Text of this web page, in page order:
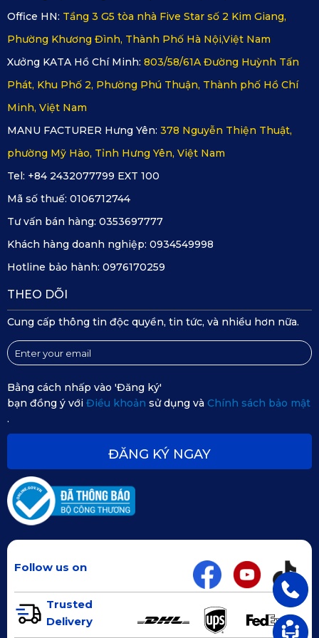
Thảm lót sàn Kia Seltos KATA sử dụng họa tiết
Dotmatrix vân mini Pro dạng vân lục lăng, giúp tăng
ma sát khi đặt chân, giữ lại bụi bẩn/cát nhỏ trên bề
Bảng màu đa dạng
Ngoài ra, KATA còn cung cấp bảng màu đa dạng như
Office HN: Tầng 3 G5 tòa nhà Five Star số 2 Kim Giang,
Phường Khương Đình, Thành Phố Hà Nội,Việt Nam
Xưởng KATA Hồ Chí Minh: 803/58/61A Đường Huỳnh Tấn
Phát, Khu Phố 2, Phường Phú Thuận, Thành phố Hồ Chí
Minh, Việt Nam
MANU FACTURER Hưng Yên: 378 Nguyễn Thiện Thuật,
phường Mỹ Hào, Tỉnh Hưng Yên, Việt Nam
Tel: +84 2432077799 EXT 100
Mã số thuế: 0106712744
Tư vấn bán hàng: 0353697777
Khách hàng doanh nghiệp: 0934549998
Hotline bảo hành: 0976170259
THEO DÕI
Cung cấp thông tin độc quyền, tin tức, và nhiều hơn nữa.
Bằng cách nhấp vào 'Đăng ký'
bạn đồng ý với Điều khoản sử dụng và Chính sách bảo mật
.
ĐĂNG KÝ NGAY
Follow us on
Trusted
Delivery